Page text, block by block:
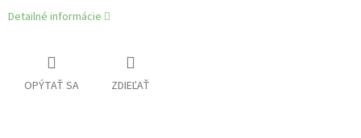
Detailné informácie
OPÝTAŤ SA ZDIEĽAŤ